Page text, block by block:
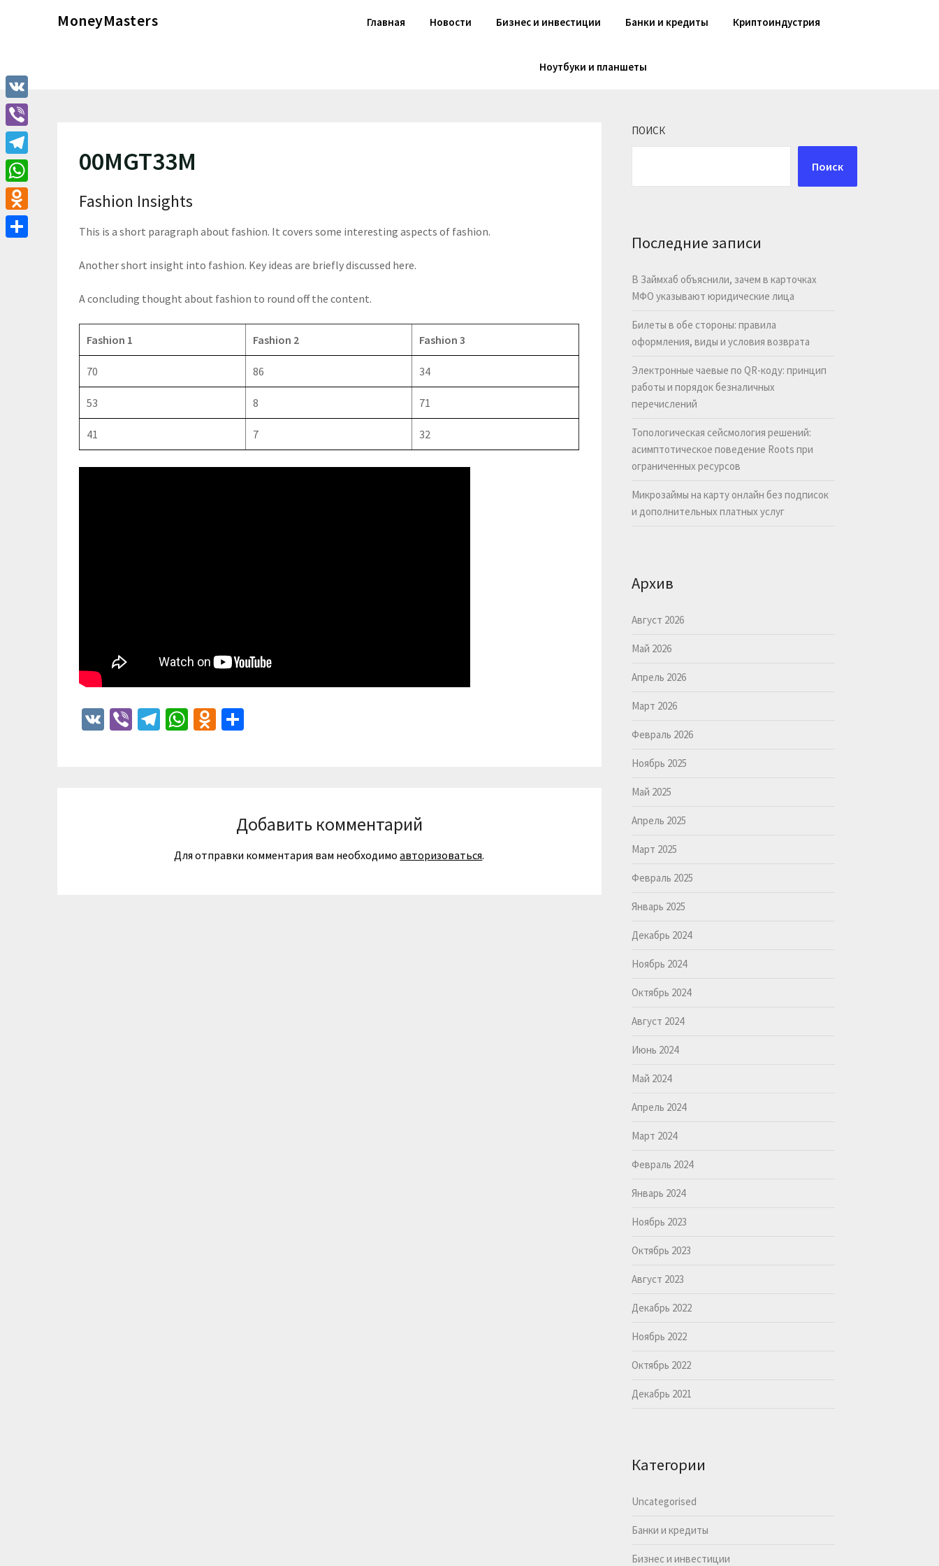
MoneyMasters Главная Новости Бизнес и инвестиции Банки и кредиты Криптоиндустрия
Ноутбуки и планшеты
00MGT33M
Fashion Insights
This is a short paragraph about fashion. It covers some interesting aspects of fashion.
Another short insight into fashion. Key ideas are briefly discussed here.
A concluding thought about fashion to round off the content.
Fashion 1 Fashion 2 Fashion 3
70 86 34
53 8 71
41 7 32
VK ViberTelegram
WhatsApp
Odnoklassniki
Добавить комментарий
Для отправки комментария вам необходимоавторизоваться.
ПОИСК
Поиск
Последние записи
В Займхаб объяснили, зачем в карточках
МФО указывают юридические лица
Билеты в обе стороны: правила
оформления, виды и условия возврата
Электронные чаевые по QR-коду: принцип
работы и порядок безналичных
перечислений
Топологическая сейсмология решений:
асимптотическое поведение Roots при
ограниченных ресурсов
Микрозаймы на карту онлайн без подписок
и дополнительных платных услуг
Архив
Август 2026
Май 2026
Апрель 2026
Март 2026
Февраль 2026
Ноябрь 2025
Май 2025
Апрель 2025
Март 2025
Февраль 2025
Январь 2025
Декабрь 2024
Ноябрь 2024
Октябрь 2024
Август 2024
Июнь 2024
Май 2024
Апрель 2024
Март 2024
Февраль 2024
Январь 2024
Ноябрь 2023
Октябрь 2023
Август 2023
Декабрь 2022
Ноябрь 2022
Октябрь 2022
Декабрь 2021
Категории
Uncategorised
Банки и кредиты
Бизнес и инвестиции
VK
Viber
Telegram
WhatsApp
Odnoklassniki